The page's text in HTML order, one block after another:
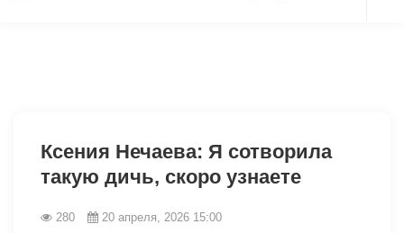
Ксения Нечаева: Я сотворила
такую дичь, скоро узнаете
280 20 апреля, 2026 15:00